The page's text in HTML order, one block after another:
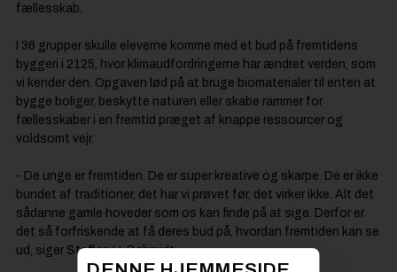
fællesskab.
I 36 grupper skulle eleverne komme med et bud på fremtidens
byggeri i 2125, hvor klimaudfordringerne har ændret verden, som
vi kender den. Opgaven lød på at bruge biomaterialer til enten at
bygge boliger, beskytte naturen eller skabe rammer for
fællesskaber i en fremtid præget af knappe ressourcer og
voldsomt vejr.
- De unge er fremtiden. De er super kreative og skarpe. De er ikke
bundet af traditioner, det har vi prøvet før, det virker ikke. Alt det
sådanne gamle hoveder som os kan finde på at sige. Derfor er
det så forfriskende at få deres bud på, hvordan fremtiden kan se
ud, siger Steffen H. Schmidt.